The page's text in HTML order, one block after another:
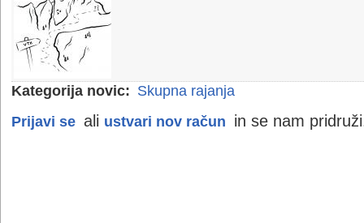
Kategorija novic: Skupna rajanja
Prijavi se ali ustvari nov račun in se nam